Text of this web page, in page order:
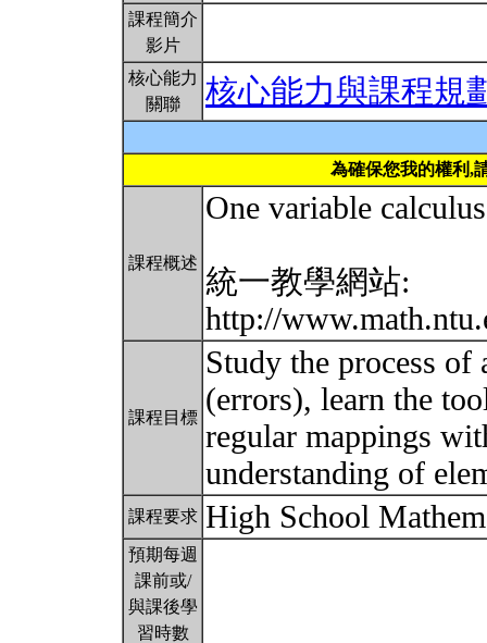
課程簡介
影片
核心能力
關聯
核心能力與課程規
為確保您我的權利,
課程概述
One variable calculus
統一教學網站:
http://
課程目標
Study the process
(errors), learn the
regular mappings
understanding of
課程要求 High School
預期每週
課前或/
與課後學
習時數